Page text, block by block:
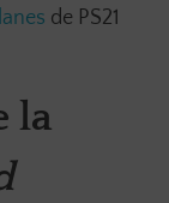
de PS21
la